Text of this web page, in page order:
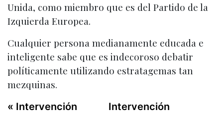
Unida, como miembro que es del Partido de la
Izquierda Europea.
Cualquier persona medianamente educada e
inteligente sabe que es indecoroso debatir
políticamente utilizando estratagemas tan
mezquinas.
« Intervención
Intervención